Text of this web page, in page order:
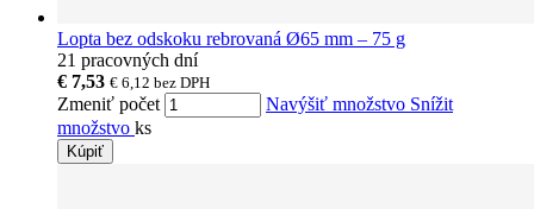
Lopta bez odskoku rebrovaná Ø65 mm – 75 g
21 pracovných dní
€ 7,53 € 6,12 bez DPH
Zmeniť počet Navýšiť množstvo Snížit
množstvo ks
Kúpiť